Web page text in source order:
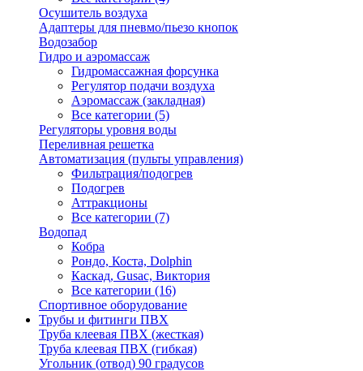
Осушитель воздуха
Адаптеры для пневмо/пьезо кнопок
Водозабор
Гидро и аэромассаж
Гидромассажная форсунка
Регулятор подачи воздуха
Аэромассаж (закладная)
Все категории (5)
Регуляторы уровня воды
Переливная решетка
Автоматизация (пульты управления)
Фильтрация/подогрев
Подогрев
Аттракционы
Все категории (7)
Водопад
Кобра
Рондо, Коста, Dolphin
Каскад, Gusac, Виктория
Все категории (16)
Спортивное оборудование
Трубы и фитинги ПВХ
Труба клеевая ПВХ (жесткая)
Труба клеевая ПВХ (гибкая)
Угольник (отвод) 90 градусов